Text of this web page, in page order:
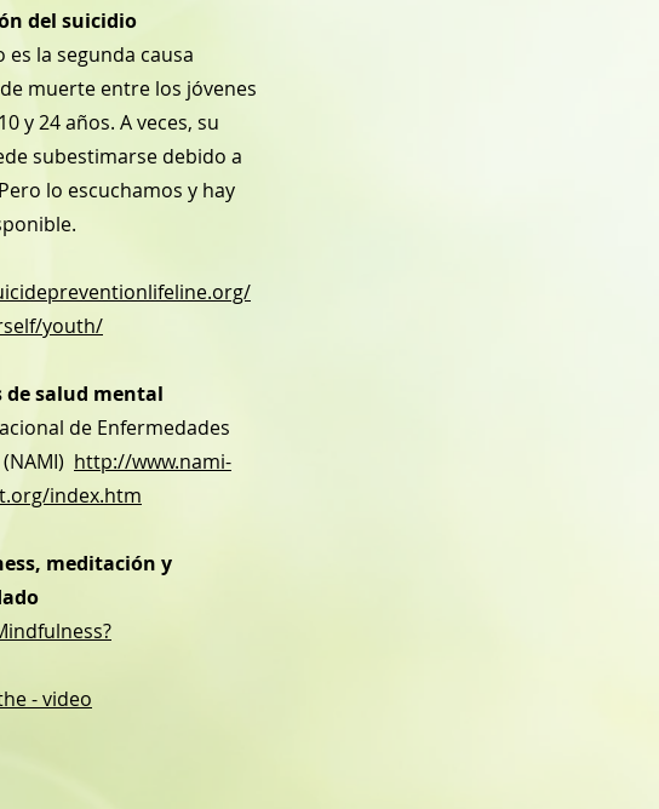
del suicidio
es la segunda causa
muerte entre los jóvenes
y 24 años. A veces, su
subestimarse debido a
lo escuchamos y hay
youth/
de salud mental
de Enfermedades
http://www.nami-
index.htm
meditación y
- video